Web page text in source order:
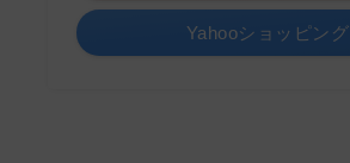
Yahooショッピング